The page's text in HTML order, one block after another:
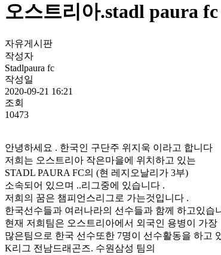
오스트리아.stadl paura
자유게시판
작성자
Stadlpaura fc
작성일
2020-09-21 16:21
조회
10473
안녕하세요 . 한국인 구단주 위지욱 이라고 합니다
저희는 오스트리아 작은마을에 위치하고 있는
STADL PAURA FC의 (현 레지오날리가 3부)
소속되어 있으며 ..리그중에 있습니다 .
저희의 꿈은 챔피언스리그로 가는것입니다 .
한국선수들과 여러나라의 선수들과 함께 하고있습
현재 저희팀은 오스트리아에서 외국인 용병이 가장
많은팀으로 한국 선수또한 7명이 선수활동을 하고
K리그 전남드래곤즈. 수원삼성 팀의